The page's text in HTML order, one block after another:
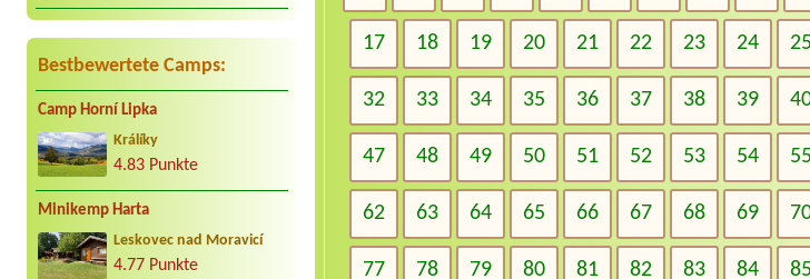
Bestbewertete Camps:
Camp Horní Lipka
Králíky
4.83 Punkte
Minikemp Harta
Leskovec nad Moravicí
4.77 Punkte
17 18 19 20 21 22 23 24 25
32 33 34 35 36 37 38 39
47 48 49 50 51 52 53 54 55
62 63 64 65 66 67 68 69
77 78 79 80 81 82 83 84 85